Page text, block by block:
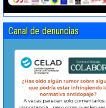
Canal de denuncias